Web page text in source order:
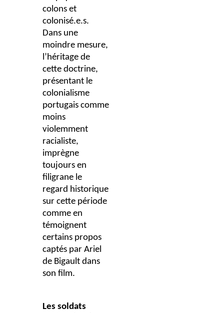
colons et
colonisé.e.s.
Dans une
moindre mesure,
l’héritage de
cette doctrine,
présentant le
colonialisme
portugais comme
moins
violemment
racialiste,
imprègne
toujours en
filigrane le
regard historique
sur cette période
comme en
témoignent
certains propos
captés par Ariel
de Bigault dans
son film.
Les soldats